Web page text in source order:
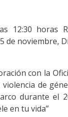
12:30 horas
de noviembre,
con la
de
durante el
en tu vida”